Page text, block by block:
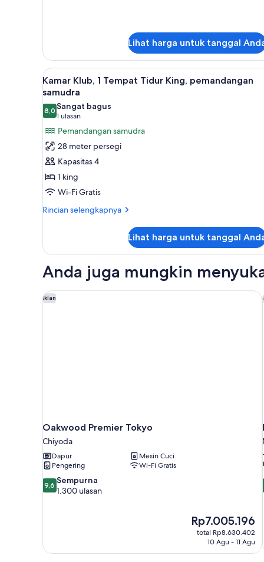
Tempat
Tidur
King
(Club
Access)
Lihat harga untuk tanggal
Lihat
semua
foto
untuk
Kamar
Klub,
Tempat
Tidur
King,
pemandangan
Brankas, meja kerja, tirai
7
Kamar Klub, 1 Tempat Tidur King, pemandangan
samudra
8,08,0 dari 10
Sangat bagus
1 ulasan
(1
ulasan)
Pemandangan samudra
28 meter persegi
Kapasitas 4
1 king
Wi-Fi Gratis
Rincian selengkapnya
Rincian
Kamar
1
Tidur
King,
Lihat harga untuk tanggal
Anda juga mungkin
Iklan
Oakwood Premier Tokyo
Chiyoda
Dapur
Mesin Cuci
Pengering
Wi-Fi Gratis
9.6
dari
9,6 Sempurna
1.300 ulasan
Harga
sekarang
Rp7.005.196
Rp7.005.196
total Rp8.630.402
10 Agu - 11 Agu
Oakwood Premier Tokyo